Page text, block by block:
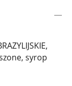
syrop